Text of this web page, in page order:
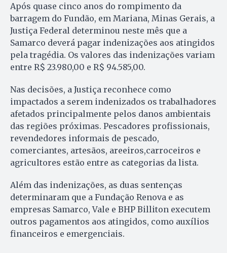
Após quase cinco anos do rompimento da
barragem do Fundão, em Mariana, Minas Gerais, a
Justiça Federal determinou neste mês que a
Samarco deverá pagar indenizações aos atingidos
pela tragédia. Os valores das indenizações variam
entre R$ 23.980,00 e R$ 94.585,00.
Nas decisões, a Justiça reconhece como
impactados a serem indenizados os trabalhadores
afetados principalmente pelos danos ambientais
das regiões próximas. Pescadores profissionais,
revendedores informais de pescado,
comerciantes, artesãos, areeiros,carroceiros e
agricultores estão entre as categorias da lista.
Além das indenizações, as duas sentenças
determinaram que a Fundação Renova e as
empresas Samarco, Vale e BHP Billiton executem
outros pagamentos aos atingidos, como auxílios
financeiros e emergenciais.